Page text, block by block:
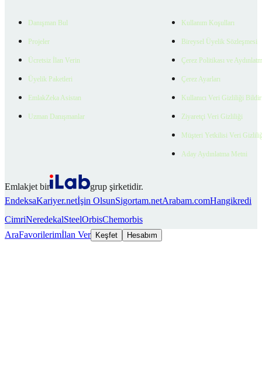
Danışman Bul
Projeler
Ücretsiz İlan Verin
Üyelik Paketleri
EmlakZeka Asistan
Uzman Danışmanlar
Kullanım Koşulları
Bireysel Üyelik Sözleşmesi
Çerez Politikası ve
Çerez Ayarları
Kullanıcı Veri Gizliliği
Ziyaretçi Veri Gizliliği
Müşteri Yetkilisi Veri
Aday Aydınlatma Metni
Emlakjet bir
grup şirketidir.
EndeksaKariyer.netİşin OlsunSigortam.netArabam.comHangikredi
CimriNeredekalSteelOrbisChemorbis
AraFavorilerimİlan Ver Keşfet Hesabım